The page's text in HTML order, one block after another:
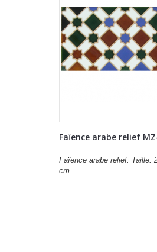
Faïence arabe relief
Faïence arabe relief. Taille:
cm